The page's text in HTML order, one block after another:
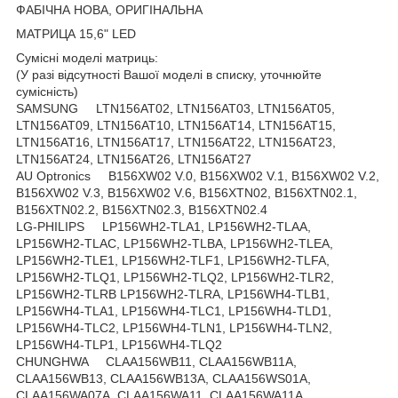
ФАБІЧНА НОВА, ОРИГІНАЛЬНА
МАТРИЦА 15,6" LED
Сумісні моделі матриць:
(У разі відсутності Вашої моделі в списку, уточнюйте
сумісність)
SAMSUNG LTN156AT02, LTN156AT03, LTN156AT05,
LTN156AT09, LTN156AT10, LTN156AT14, LTN156AT15,
LTN156AT16, LTN156AT17, LTN156AT22, LTN156AT23,
LTN156AT24, LTN156AT26, LTN156AT27
AU Optronics B156XW02 V.0, B156XW02 V.1, B156XW02 V.2,
B156XW02 V.3, B156XW02 V.6, B156XTN02, B156XTN02.1,
B156XTN02.2, B156XTN02.3, B156XTN02.4
LG-PHILIPS LP156WH2-TLA1, LP156WH2-TLAA,
LP156WH2-TLAC, LP156WH2-TLBA, LP156WH2-TLEA,
LP156WH2-TLE1, LP156WH2-TLF1, LP156WH2-TLFA,
LP156WH2-TLQ1, LP156WH2-TLQ2, LP156WH2-TLR2,
LP156WH2-TLRB LP156WH2-TLRA, LP156WH4-TLB1,
LP156WH4-TLA1, LP156WH4-TLC1, LP156WH4-TLD1,
LP156WH4-TLC2, LP156WH4-TLN1, LP156WH4-TLN2,
LP156WH4-TLP1, LP156WH4-TLQ2
CHUNGHWA CLAA156WB11, CLAA156WB11A,
CLAA156WB13, CLAA156WB13A, CLAA156WS01A,
CLAA156WA07A, CLAA156WA11, CLAA156WA11A,